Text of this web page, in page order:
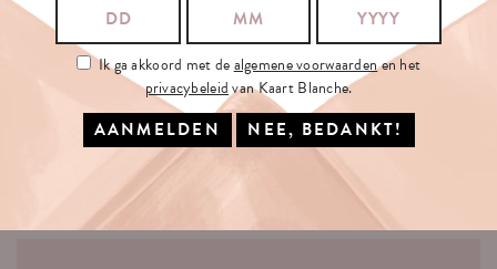
JE NIEUWSBRIEF
JE E-MAILADRES:
Ik ga akkoord met dealgemene voorwaardenen het
privacybeleidvan Kaart Blanche.